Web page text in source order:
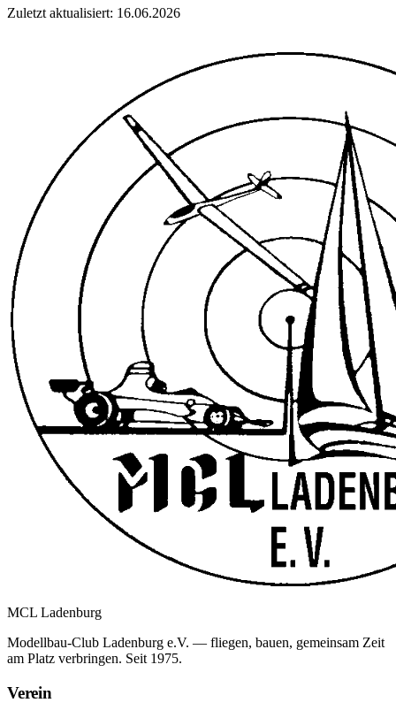
Zuletzt aktualisiert: 16.06.2026
MCL Ladenburg
Modellbau-Club Ladenburg e.V. — fliegen, bauen, gemeinsam Zeit
am Platz verbringen. Seit 1975.
Verein